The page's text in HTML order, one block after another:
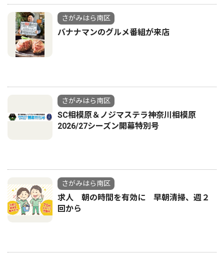
さがみはら南区
バナナマンのグルメ番組が来店
さがみはら南区
SC相模原＆ノジマステラ神奈川相模原
2026/27シーズン開幕特別号
さがみはら南区
求人 朝の時間を有効に 早朝清掃、週２
回から